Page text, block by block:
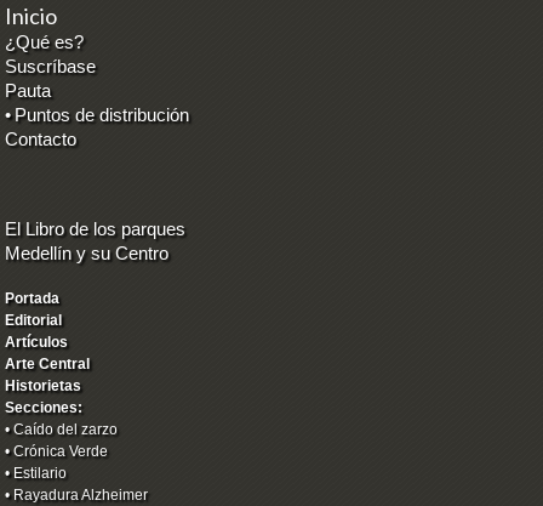
Inicio
¿Qué es?
Suscríbase
Pauta
• Puntos de distribución
Contacto
El Libro de los parques
Medellín y su Centro
Portada
Editorial
Artículos
Arte Central
Historietas
Secciones:
•Caído del zarzo
•Crónica Verde
• Estilario
• Rayadura Alzheimer